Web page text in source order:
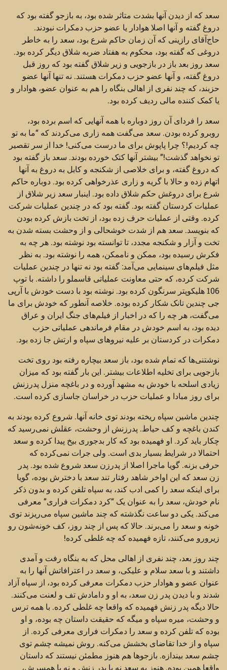
سعد که از دیدن آنها بشدت متاثر شده بود، به بازجو گفته بود که
دروغ گفته و آنها اصلا هوادار یا عضو حزب دمکرات نبودند.
حاج‌آقای رازینی که آن زمان حاکم شرع بود، سعد را به خاطر
دروغی که گفته بود، محکوم به هفتاد ضربه شلاق دیگر کرده بود.
سعد روز بعد باز در بازجویی و زیر شلاق گفته بود که روز قبل
دروغ گفته، و آنها عضو حزب دمکرات هستند. نه تنها آنها عضو
حزبند، که چند نفری از اهالی بنگاه را هم به عنوان عضو، هوادار و
یا کمک کننده مالی ردیف کرده بود.
سعد را فردای آن روز دوباره با همه آنهایی که اسم برده بود،
روبرو کرده بودن. سعد می‌گفت همه زاری می‌کردند که “ما به تو
چه کردیم!؟ چرا پاپوش برای ما درست می‌کنی! خدا از سر تقصیر
تو نخواهد گذشت!” بیشتر آنها کتک خورده بودند. سعد باز گفته بود
که دروغ گفته، و برای خلاصی از شکنجه و کابل به دروغ به آنها
اتهام زده و حالا با گریه و زاری عذرخواهی کرده بود. دوباره حاکم
شرع برای دروغش حکم شلاق داده بود. اینبار سعد زیر شلاق از
عملیات کردستان گفته بود. گفته بود که در چندین عملیات شرکت
کرده. وقتی از عملیات حرف زده بود، از تخت بازش کرده بودن
که بنویسد. سعد هم از شدت خوشحالی و از وحشت بسته شدن به
تخت و آزار و شکنجه مجدد، تا توانسته بود نوشته بود. هر چه به
فکرش رسیده بود، ممکن و ناممکن، همه را نوشته بود. به نظر
مثل فیلم‌های سینمایی می‌آمد: گفته بود نه تنها در چندین عملیات
شرکت کرده، که حتی معاونت عملیاتی قاسملو را داشته. با توپ
106 هلیکوپتر سرنگون کرده بود. نوشته بود با دست خودش با آرپی
جی چندین تانک شکار کرده بوده. خلاصه آنطور که خودش برای ما
می‌گفت، هر چه را که در اخبار از فیلم‌های جنگ ایران و عراق
دیده بود، به اسم خودش در مقام فرماندهی عملیاتی حزب
دمکرات در کردستان بر علیه نیروهای سپاه و ارتش جا زده بود.
نوشتنی‌ها که تمام شده بود، باز سعد بیچاره رفته بود روی تخت
بازجویی برای تخلیه اطلاعات بیشتر. این بار گفته بود که میزان
زیادی اسلحه با خودش به مشهد آورده و در باغچه منزل پدرزنش
برای روز مبادا و عملیات حزب در خراسان جاسازی کرده است.
چندین ماشین سپاه ریخته بودند توی خانه آنها. شروع کرده بودند به
کندن باغچه و کف حیاط. پدرزنش از وحشت، عقلش نمی‌رسید که
چکار باید کرد. او فهمیده بود که کار بدجوری بیخ پیدا کرده و سعد
احتمالا در شرایط بسیار بدی است. ولی جرات نمی‌کرده که
حرفی بزنه. گویا ماجرا اصلا از پدرزن سعد شروع شده بود. پدر
زن سعد که این اواخر شاهد رفتار تند سعد با دخترش بوده، گویا
برای اینکه سعد را کمی ادب کند، به سپاه تلفن کرده و بدون ذکر
نام خودش، سعد را به عنوان یک “کرد دمکرات فراری” معرفی
می‌کند. یکی دو ساعت نگذشته که چند ماشین سپاه می‌ریزند توی
خونه و سعد را می‌برند. حالا که پس از چند روز، کف خونه‌شون رو
زیرورو می‌کنند، تازه فهمیده که چه غلطی کرده!
چند روز بعد، چند نفری از اهالی محل که به بنگاه رفت و آمدی
داشتند و با سعد سلام و علیکی، و سعد در اعترافاتش آنها را به
عنوان عضو و هوادار حزب دمکرات معرفی کرده بود، از سپاه آزاد
شدند و با دیدن پدر زن سعد، به او و دامادش تف و لعنت می‌کنند.
حالا دیگه پدر زنش فهمیده که واقعا چه غلطی کرده. با همه ترس
و وحشت، میره سپاه و میگه که حقیقت داستان چه بوده، و او
بوده که تلفن کرده و سعد را دمکرات فراری معرفی کرده. از
سپاه و از خدا تقاضای بخشش می‌کنه. روش نمیشه چشم توی
چشم سعد بیندازه. بازجوها هم هنوز مطمئن نیستند که داستان
واقعا همین بوده. هنوز به سعد نه با پدر زنش و نه با همسرش،